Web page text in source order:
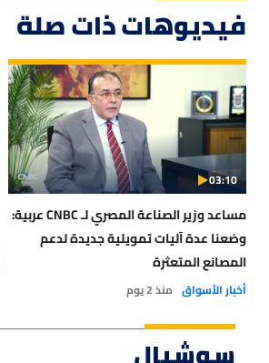
فيديوهات ذات صلة
03:10
مساعد وزير الصناعة المصري لـ CNBC عربية:
وضعنا عدة آليات تمويلية جديدة لدعم
المصانع المتعثرة
أخبار الأسواق منذ 2 يوم